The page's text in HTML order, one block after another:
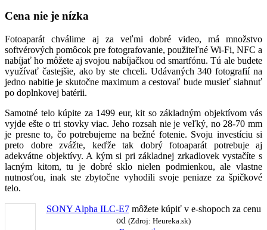
Cena nie je nízka
Fotoaparát chválime aj za veľmi dobré video, má množstvo
softvérových pomôcok pre fotografovanie, použiteľné Wi-Fi, NFC a
nabíjať ho môžete aj svojou nabíjačkou od smartfónu. Tú ale budete
využívať častejšie, ako by ste chceli. Udávaných 340 fotografií na
jedno nabitie je skutočne maximum a cestovaľ bude musieť siahnuť
po doplnkovej batérii.
Samotné telo kúpite za 1499 eur, kit so základným objektívom vás
vyjde ešte o tri stovky viac. Jeho rozsah nie je veľký, no 28-70 mm
je presne to, čo potrebujeme na bežné fotenie. Svoju investíciu si
preto dobre zvážte, keďže tak dobrý fotoaparát potrebuje aj
adekvátne objektívy. A kým si pri základnej zrkadlovek vystačíte s
lacným kitom, tu je dobré sklo nielen podmienkou, ale vlastne
nutnosťou, inak ste zbytočne vyhodili svoje peniaze za špičkové
telo.
SONY Alpha ILC-E7môžete kúpiť v e-shopoch za cenu
od (Zdroj: Heureka.sk)